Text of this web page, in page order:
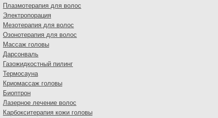
Плазмотерапия для волос
Электропорация
Мезотерапия для волос
Озонотерапия для волос
Массаж головы
Дарсонваль
Газожидкостный пилинг
Термосауна
Криомассаж головы
Биоптрон
Лазерное лечение волос
Карбокситерапия кожи головы